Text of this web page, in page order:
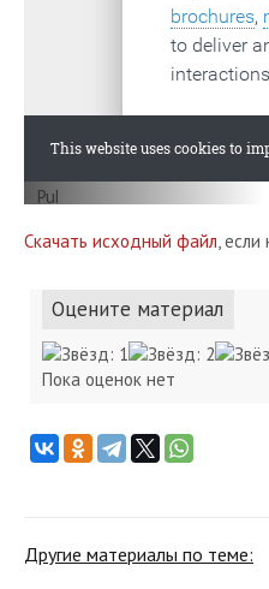
Скачать исходный файл,
Оцените материал
Пока оценок нет
Другие материалы по теме: